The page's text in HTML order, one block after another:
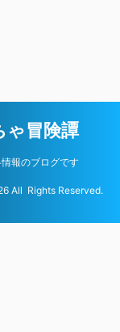
ゃ冒険譚
報のブログです
All Rights Reserved.